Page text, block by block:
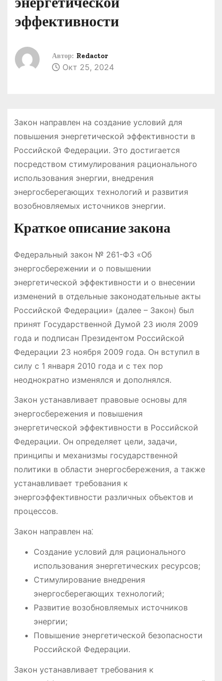
эффективности
Автор: Redactor
Окт 25, 2024
Закон направлен на создание условий для
повышения энергетической эффективности в
Российской Федерации․ Это достигается
посредством стимулирования рационального
использования энергии, внедрения
энергосберегающих технологий и развития
возобновляемых источников энергии․
Краткое описание закона
Федеральный закон № 261-ФЗ «Об
энергосбережении и о повышении
энергетической эффективности и о внесении
изменений в отдельные законодательные акты
Российской Федерации» (далее – Закон) был
принят Государственной Думой 23 июля 2009
года и подписан Президентом Российской
Федерации 23 ноября 2009 года․ Он вступил в
силу с 1 января 2010 года и с тех пор
неоднократно изменялся и дополнялся․
Закон устанавливает правовые основы для
энергосбережения и повышения
энергетической эффективности в Российской
Федерации․ Он определяет цели, задачи,
принципы и механизмы государственной
политики в области энергосбережения, а также
устанавливает требования к
энергоэффективности различных объектов и
процессов․
Закон направлен на⁚
Создание условий для рационального
использования энергетических ресурсов;
Стимулирование внедрения
энергосберегающих технологий;
Развитие возобновляемых источников
энергии;
Повышение энергетической безопасности
Российской Федерации․
Закон устанавливает требования к